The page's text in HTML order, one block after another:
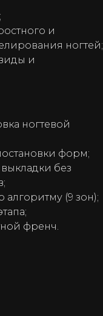
и
ногтей;
и
ногтевой
форм;
без
(9 зон);
френч.